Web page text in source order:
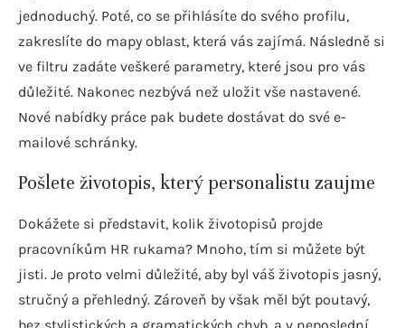
jednoduchý. Poté, co se přihlásíte do svého profilu,
zakreslíte do mapy oblast, která vás zajímá. Následně si
ve filtru zadáte veškeré parametry, které jsou pro vás
důležité. Nakonec nezbývá než uložit vše nastavené.
Nové nabídky práce pak budete dostávat do své e-
mailové schránky.
Pošlete životopis, který personalistu zaujme
Dokážete si představit, kolik životopisů projde
pracovníkům HR rukama? Mnoho, tím si můžete být
jisti. Je proto velmi důležité, aby byl váš životopis jasný,
stručný a přehledný. Zároveň by však měl být poutavý,